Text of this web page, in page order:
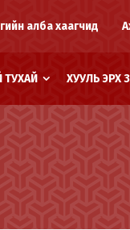
алба хаагчид
ТУХАЙ ХУУЛЬ ЭРХ